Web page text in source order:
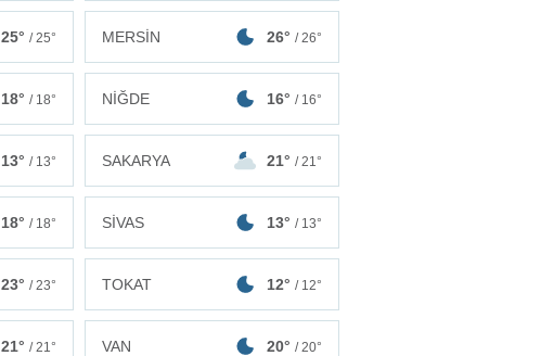
25° / 25° MERSİN 26° / 26°
18° / 18° NİĞDE 16° / 16°
13° / 13° SAKARYA 21° / 21°
18° / 18° SİVAS 13° / 13°
23° / 23° TOKAT 12° / 12°
21° / 21° VAN 20° / 20°